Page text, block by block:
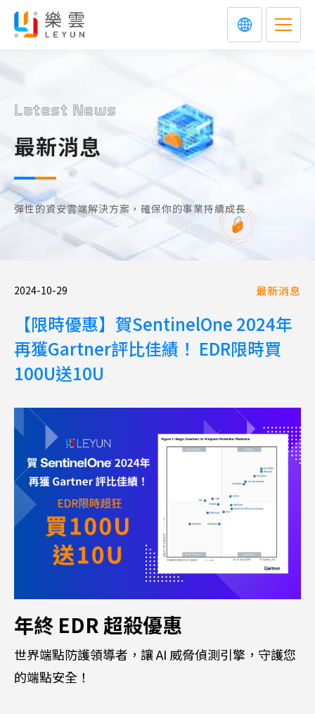
Latest News
最新消息
彈性的資安雲端解決方案，確保你的事業持續成長
2024-10-29 最新消息
【限時優惠】賀SentinelOne 2024年
再獲Gartner評比佳績！ EDR限時買
100U送10U
年終 EDR 超殺優惠
世界端點防護領導者，讓 AI 威脅偵測引擎，守護您
的端點安全！